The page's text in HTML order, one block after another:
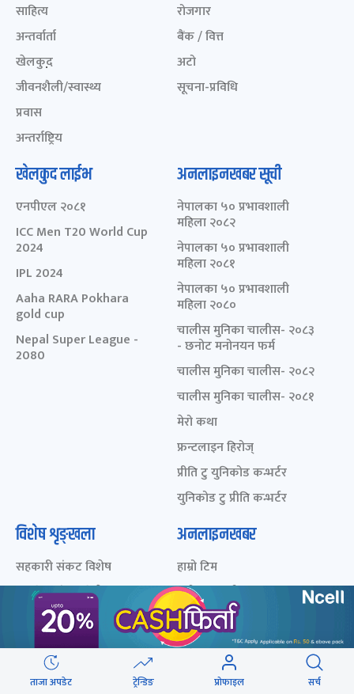
ताजा अपडेट ट्रेन्डिङ प्रोफाइल सर्च
साहित्य
अन्तर्वार्ता
खेलकुद़़
जीवनशैली/स्वास्थ्य
प्रवास
अन्तर्राष्ट्रिय
रोजगार
बैंक / वित्त
अटो
सूचना-प्रविधि
खेलकुद लाईभ
एनपीएल २०८१
ICC Men T20 World Cup
2024
IPL 2024
Aaha RARA Pokhara
gold cup
Nepal Super League -
2080
अनलाइनखबर सूची
नेपालका ५० प्रभावशाली
महिला २०८२
नेपालका ५० प्रभावशाली
महिला २०८१
नेपालका ५० प्रभावशाली
महिला २०८०
चालीस मुनिका चालीस- २०८३
- छनोट मनोनयन फर्म
चालीस मुनिका चालीस- २०८२
चालीस मुनिका चालीस- २०८१
मेरो कथा
फ्रन्टलाइन हिरोज्
प्रीति टु युनिकोड कन्भर्टर
युनिकोड टु प्रीति कन्भर्टर
विशेष शृङ्खला
सहकारी संकट विशेष
लघुवित्त संकट विशेष
संसद् विघटन विशेष
निर्वाचन २०७४
स्थानीय चुनाव २०७९
अनलाइनखबर
हाम्रो टिम
प्रयोगका सर्त
विज्ञापन
प्राइभेसी पोलिसी